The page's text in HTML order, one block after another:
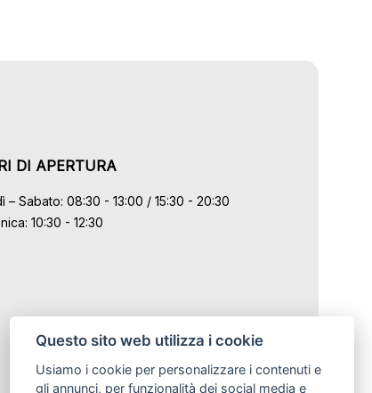
Questo sito web utilizza i cookie
Usiamo i cookie per personalizzare i contenuti e
gli annunci, per funzionalità dei social media e
DI APERTURA
– Sabato: 08:30 - 13:00 / 15:30 - 20:30
10:30 - 12:30